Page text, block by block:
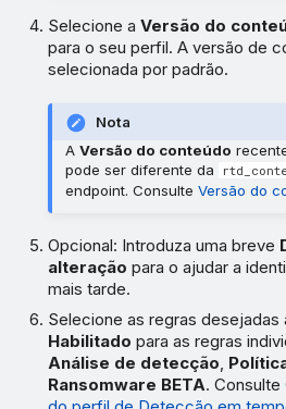
Selecione aVersão do
para o seu perfil. A versão de
selecionada por padrão.
Nota
AVersão do conteúdo
pode ser diferente da
endpoint. ConsulteVersão do
Opcional: Introduza uma breve
alteração para o ajudar a
mais tarde.
Selecione as regras desejadas
Habilitado para as regras
Análise de detecção,
Ransomware BETA. Consulte